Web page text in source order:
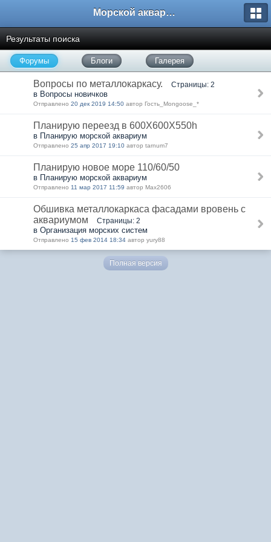
Морской аквариум. Форумы ReefCentral.ru
Результаты поиска
Форумы Блоги Галерея
Вопросы по металлокаркасу. Страницы: 2
в Вопросы новичков
Отправлено 20 дек 2019 14:50 автор Гость_Mongoose_*
Планирую переезд в 600Х600Х550h
в Планирую морской аквариум
Отправлено 25 апр 2017 19:10 автор tarnum7
Планирую новое море 110/60/50
в Планирую морской аквариум
Отправлено 11 мар 2017 11:59 автор Max2606
Обшивка металлокаркаса фасадами вровень с
аквариумом
Страницы: 2
в Организация морских систем
Отправлено 15 фев 2014 18:34 автор yury88
Полная версия